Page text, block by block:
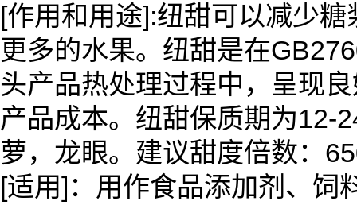
[作用和用途]:纽甜可以减少
更多的水果。纽甜是在
头产品热处理过程中，呈现
产品成本。纽甜保质期为12-
萝，龙眼。建议甜度倍数：
[适用]：用作食品添加剂、饲